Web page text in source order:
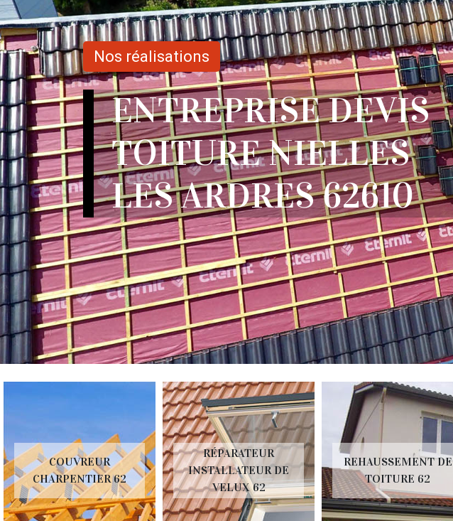
Nos réalisations
ENTREPRISE DEVIS
TOITURE NIELLES
LES ARDRES 62610
COUVREUR
CHARPENTIER 62
RÉPARATEUR
INSTALLATEUR DE
VELUX 62
REHAUSSEMENT DE
TOITURE 62